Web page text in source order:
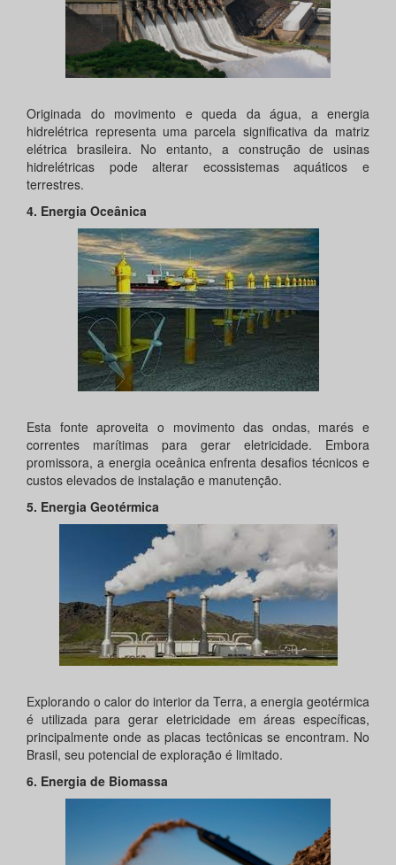
Originada do movimento e queda da água, a energia
hidrelétrica representa uma parcela significativa da matriz
elétrica brasileira. No entanto, a construção de usinas
hidrelétricas pode alterar ecossistemas aquáticos e
terrestres.
4. Energia Oceânica
Esta fonte aproveita o movimento das ondas, marés e
correntes marítimas para gerar eletricidade. Embora
promissora, a energia oceânica enfrenta desafios técnicos e
custos elevados de instalação e manutenção.
5. Energia Geotérmica
Explorando o calor do interior da Terra, a energia geotérmica
é utilizada para gerar eletricidade em áreas específicas,
principalmente onde as placas tectônicas se encontram. No
Brasil, seu potencial de exploração é limitado.
6. Energia de Biomassa